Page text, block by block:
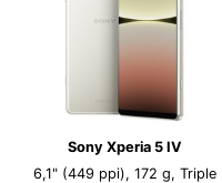
Sony Xperia 5 IV
6,1" (449 ppi), 172 g, Triple